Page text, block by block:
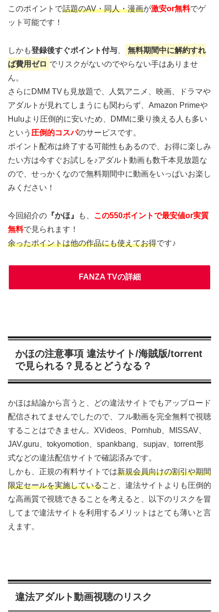
このポイントで話題のAV・同人・漫画が激安or無料でゲ
ット可能です！
しかも登録後すぐポイント付与
無料期間中に解約すれ
ば費用ゼロ でリスクがないのでやらない手はありませ
ん。
さらにDMM TVも見放題で、人気アニメ、映画、ドラマや
アダルトが見れてしまうにも関わらず、Amazon Primeや
Huluより圧倒的に安いため、DMMに乗り換える人も多い
という 圧倒的コスパのサービスです。
ポイント配布は終了する可能性もあるので、お得に楽しみ
たい方は今すぐお試しを♪アダルト動画も数千本見放題な
ので、せっかくなので無料期間中に動画をいっぱいお楽し
みください！
今回紹介の 『かほ』 も、 この550ポイントで最安値or実質
無料で見られます！
余ったポイントは他の作品にも使えてお得です♪
FANZA TVの詳細
かほの注意事項 違法サイト/海賊版/torrent
で見られる？見るとどうなる？
かほは結論から言うと、どの違法サイトでもアップロード
配信されてませんでしたので、フル動画を完全無料で視聴
することはできません。XVideos、Pornhub、MISSAV、
JAV.guru、tokyomotion、spankbang、supjav、torrent形
式などの違法配信サイトで確認済みです。
しかも、正規の有料サイトでは新規会員向けの割引や期間
限定セールを実施していること、違法サイトよりも圧倒的
な高画質で視聴できることを考えると、以下のリスクを冒
してまで違法サイトを利用するメリットはとても薄いと言
えます。
違法アダルト動画視聴のリスク